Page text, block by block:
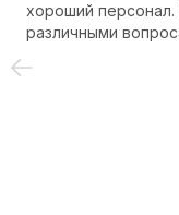
хороший
различными